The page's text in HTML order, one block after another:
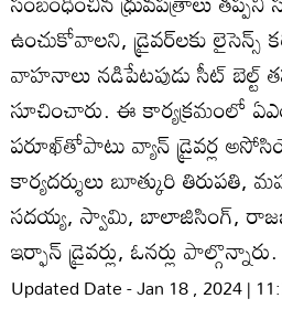
ఉంచుకోవాలని, డ్రైవర్‌లకు లైసెన్స్‌
వాహనాలు నడిపేటపుడు సీట్‌ బెల్ట్‌
సూచించారు. ఈ కార్యక్రమంలో
పరూఖ్‌తోపాటు వ్యాన్‌ డ్రైవర్ల
కార్యదర్శులు బూత్కురి
సదయ్య, స్వామి, బాలాజిసింగ్‌,
ఇర్ఫాన్‌ డ్రైవర్లు, ఓనర్లు పాల్గొన్నారు.
Updated Date - Jan 18 , 2024 |